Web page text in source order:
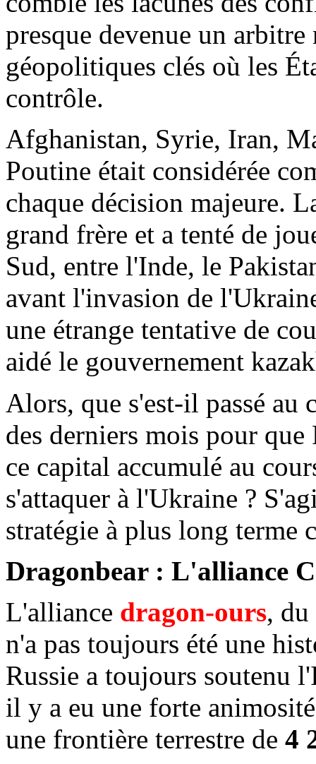
presque devenue un
géopolitiques clés où les
contrôle.
Afghanistan, Syrie, Iran,
Poutine était considérée
chaque décision majeure.
grand frère et a tenté de
Sud, entre l'Inde, le
avant l'invasion de
une étrange tentative de
aidé le gouvernement
Alors, que s'est-il passé au
des derniers mois pour
ce capital accumulé au
s'attaquer à l'Ukraine ?
stratégie à plus long terme
Dragonbear : L'alliance
L'alliance dragon-ours, du
n'a pas toujours été une
Russie a toujours soutenu
il y a eu une forte
une frontière terrestre de 4